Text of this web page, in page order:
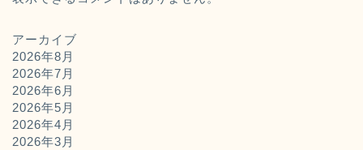
アーカイブ
2026年8月
2026年7月
2026年6月
2026年5月
2026年4月
2026年3月